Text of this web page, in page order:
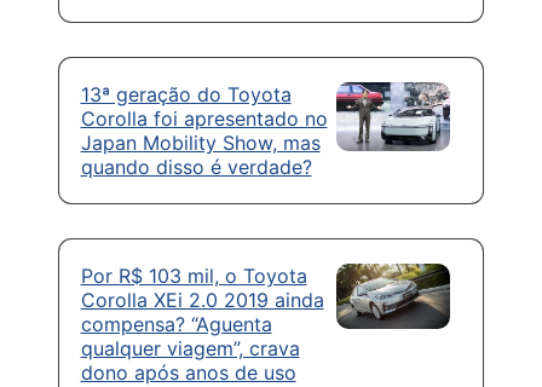
13ª geração do Toyota
Corolla foi apresentado no
Japan Mobility Show, mas
quando disso é verdade?
Por R$ 103 mil, o Toyota
Corolla XEi 2.0 2019 ainda
compensa? “Aguenta
qualquer viagem”, crava
dono após anos de uso